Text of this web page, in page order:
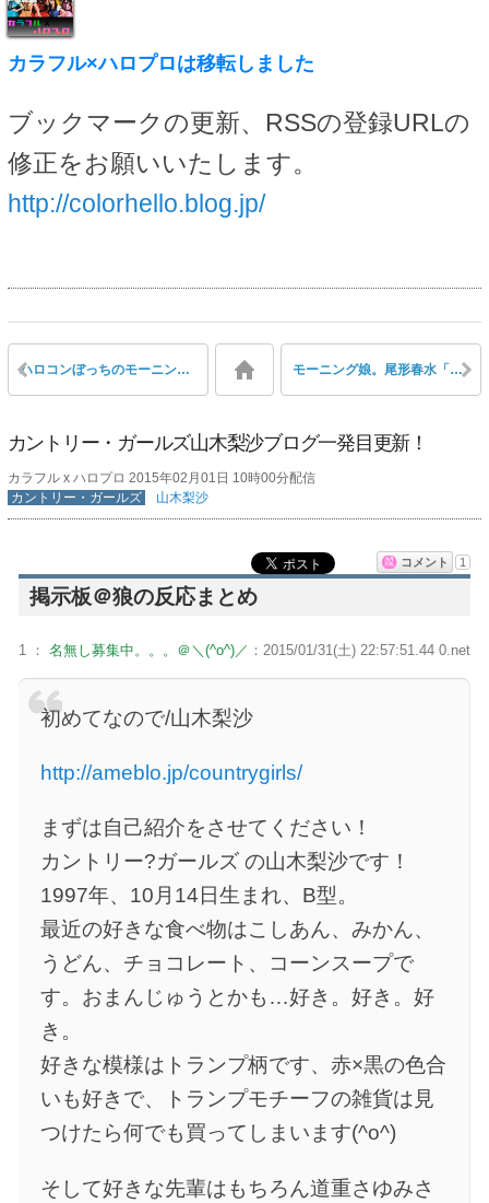
カラフル×ハロプロは移転しました
ブックマークの更新、RSSの登録URLの
修正をお願いいたします。
http://colorhello.blog.jp/
ハロコンぼっちのモーニング娘。鞘師里保に友達ができたと話題 モーニング娘。尾形春水「飛行機に乗って離陸した後の耳のやつ、鼻をつまんでバフィーーーーーン！！！！ってやったら奇跡的に治った」
カントリー・ガールズ山木梨沙ブログ一発目更新！
カラフル x ハロプロ 2015年02月01日 10時00分配信
カントリー・ガールズ
山木梨沙
コメント 1
掲示板＠狼の反応まとめ
1 ： 名無し募集中。。。＠＼(^o^)／ ：2015/01/31(土) 22:57:51.44 0.net
初めてなので/山木梨沙
http://ameblo.jp/countrygirls/
まずは自己紹介をさせてください！
カントリー?ガールズ の山木梨沙です！
1997年、10月14日生まれ、B型。
最近の好きな食べ物はこしあん、みかん、
うどん、チョコレート、コーンスープで
す。おまんじゅうとかも…好き。好き。好
き。
好きな模様はトランプ柄です、赤×黒の色合
いも好きで、トランプモチーフの雑貨は見
つけたら何でも買ってしまいます(^o^)
そして好きな先輩はもちろん道重さゆみさ